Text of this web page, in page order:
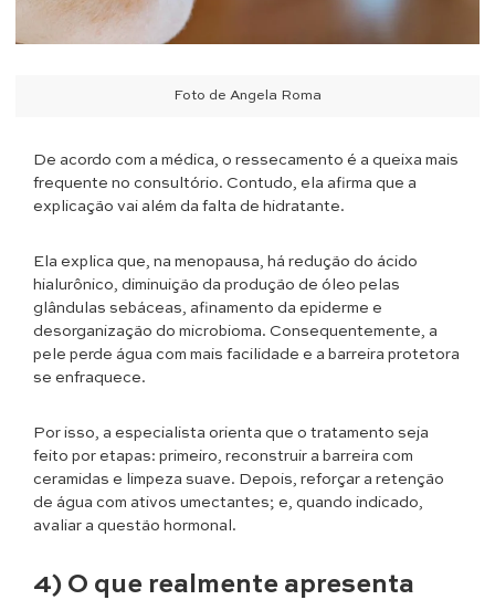
Foto de Angela Roma
De acordo com a médica, o ressecamento é a queixa mais
frequente no consultório. Contudo, ela afirma que a
explicação vai além da falta de hidratante.
Ela explica que, na menopausa, há redução do ácido
hialurônico, diminuição da produção de óleo pelas
glândulas sebáceas, afinamento da epiderme e
desorganização do microbioma. Consequentemente, a
pele perde água com mais facilidade e a barreira protetora
se enfraquece.
Por isso, a especialista orienta que o tratamento seja
feito por etapas: primeiro, reconstruir a barreira com
ceramidas e limpeza suave. Depois, reforçar a retenção
de água com ativos umectantes; e, quando indicado,
avaliar a questão hormonal.
4) O que realmente apresenta